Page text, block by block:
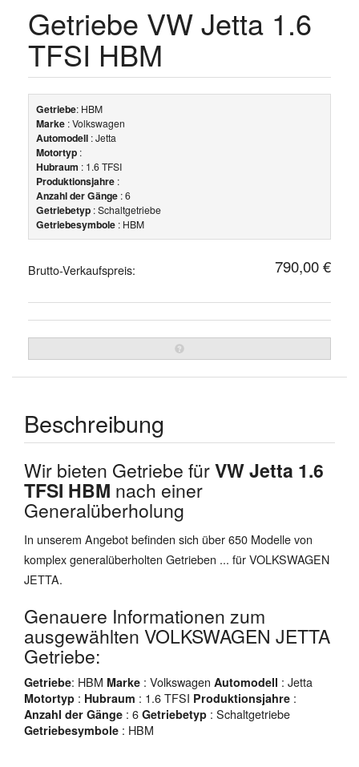
Getriebe VW Jetta 1.6
TFSI HBM
Getriebe: HBM
Marke : Volkswagen
Automodell : Jetta
Motortyp :
Hubraum : 1.6 TFSI
Produktionsjahre :
Anzahl der Gänge : 6
Getriebetyp : Schaltgetriebe
Getriebesymbole : HBM
Brutto-Verkaufspreis: 790,00 €
Beschreibung
Wir bieten Getriebe fürVW Jetta 1.6
TFSI HBM nach einer
Generalüberholung
In unserem Angebot befinden sich über 650 Modelle von
komplex generalüberholten Getrieben ... für VOLKSWAGEN
JETTA.
Genauere Informationen zum
ausgewählten VOLKSWAGEN JETTA
Getriebe:
Getriebe: HBM Marke : Volkswagen Automodell : Jetta
Motortyp : Hubraum : 1.6 TFSI Produktionsjahre :
Anzahl der Gänge : 6 Getriebetyp : Schaltgetriebe
Getriebesymbole : HBM